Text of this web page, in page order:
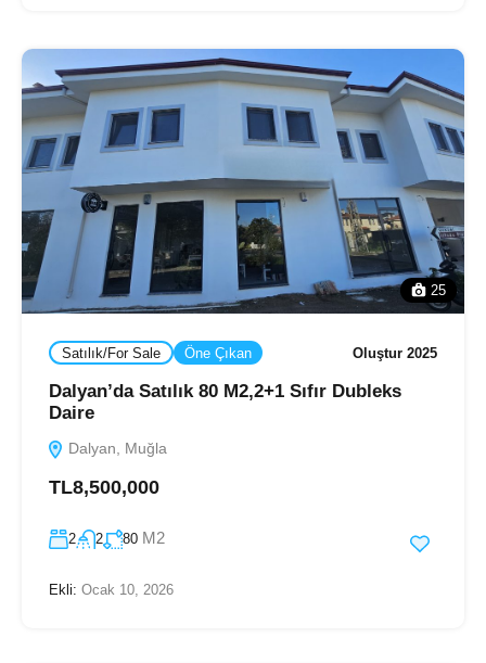
25
Satılık/For Sale Öne Çıkan Oluştur 2025
Dalyan’da Satılık 80 M2,2+1 Sıfır Dubleks
Daire
Dalyan, Muğla
TL8,500,000
2 2 80 M2
Ekli: Ocak 10, 2026